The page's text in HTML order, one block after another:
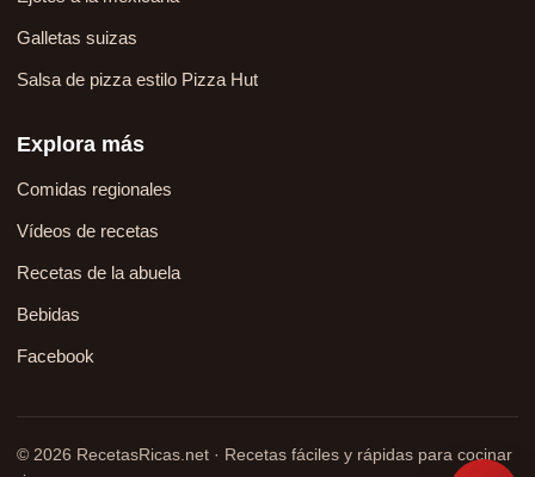
Galletas suizas
Salsa de pizza estilo Pizza Hut
Explora más
Comidas regionales
Vídeos de recetas
Recetas de la abuela
Bebidas
Facebook
© 2026 RecetasRicas.net · Recetas fáciles y rápidas para cocinar